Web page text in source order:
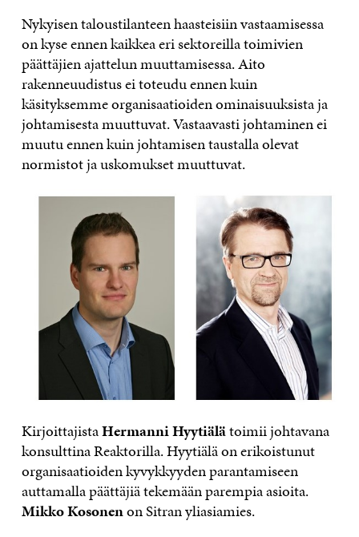
Nykyisen taloustilanteen haasteisiin vastaamisessa
on kyse ennen kaikkea eri sektoreilla toimivien
päättäjien ajattelun muuttamisessa. Aito
rakenneuudistus ei toteudu ennen kuin
käsityksemme organisaatioiden ominaisuuksista ja
johtamisesta muuttuvat. Vastaavasti johtaminen ei
muutu ennen kuin johtamisen taustalla olevat
normistot ja uskomukset muuttuvat.
KirjoittajistaHermanni Hyytiälätoimii johtavana
konsulttina Reaktorilla. Hyytiälä on erikoistunut
organisaatioiden kyvykkyyden parantamiseen
auttamalla päättäjiä tekemään parempia asioita.
Mikko Kosonenon Sitran yliasiamies.